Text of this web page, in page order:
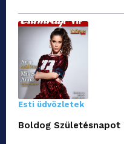
Esti üdvözletek
Boldog Születésnapot